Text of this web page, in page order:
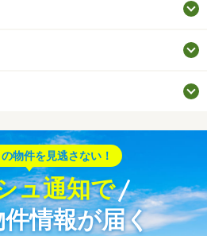
物件を見逃さない！
ュ通知で
情報が届く